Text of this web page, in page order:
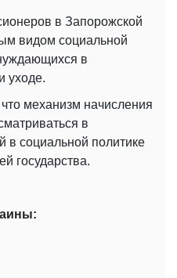
в Запорожской
видом социальной
в
уходе.
механизм начисления
в
в социальной политике
государства.